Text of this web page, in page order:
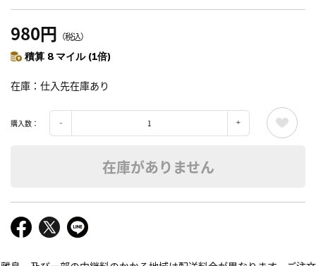
980円 （税込）
積算 8 マイル (1倍)
在庫 仕入先在庫あり
購入数：
在庫がありません